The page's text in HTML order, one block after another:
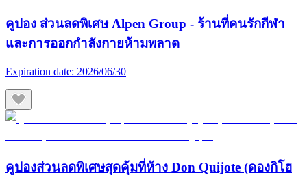
คูปอง ส่วนลดพิเศษ Alpen Group - ร้านที่คนรักกีฬา
และการออกกำลังกายห้ามพลาด
Expiration date: 2026/06/30
คูปองส่วนลดพิเศษสุดคุ้มที่ห้าง Don Quijote (ดองกิโฮ